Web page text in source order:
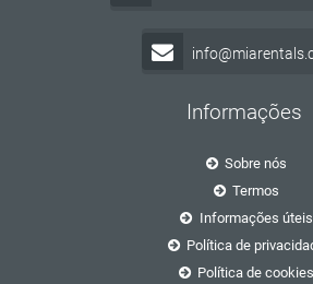
Informações
Sobre nós
Termos
Informações úteis
Política de
Política de cookies